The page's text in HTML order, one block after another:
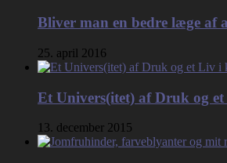
Bliver man en bedre læge af
25. april 2016
Et Univers(itet) af Druk og
13. december 2015